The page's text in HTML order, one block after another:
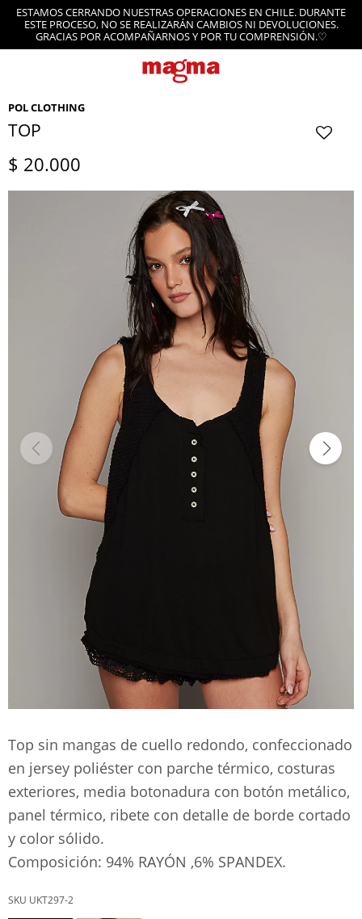
ESTAMOS CERRANDO NUESTRAS OPERACIONES EN CHILE. DURANTE
ESTE PROCESO, NO SE REALIZARÁN CAMBIOS NI DEVOLUCIONES.
GRACIAS POR ACOMPAÑARNOS Y POR TU COMPRENSIÓN.♡
POL CLOTHING
TOP
$ 20.000
Top sin mangas de cuello redondo, confeccionado
en jersey poliéster con parche térmico, costuras
exteriores, media botonadura con botón metálico,
panel térmico, ribete con detalle de borde cortado
y color sólido.
Composición: 94% RAYÓN ,6% SPANDEX.
UKT297-2